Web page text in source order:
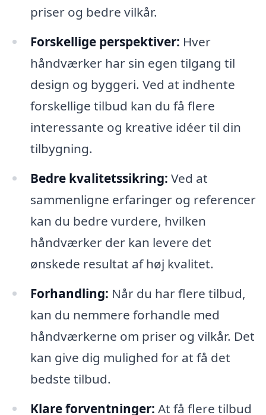
priser og bedre vilkår.
Forskellige perspektiver: Hver
håndværker har sin egen tilgang til
design og byggeri. Ved at indhente
forskellige tilbud kan du få flere
interessante og kreative idéer til din
tilbygning.
Bedre kvalitetssikring: Ved at
sammenligne erfaringer og referencer
kan du bedre vurdere, hvilken
håndværker der kan levere det
ønskede resultat af høj kvalitet.
Forhandling: Når du har flere tilbud,
kan du nemmere forhandle med
håndværkerne om priser og vilkår. Det
kan give dig mulighed for at få det
bedste tilbud.
Klare forventninger: At få flere tilbud